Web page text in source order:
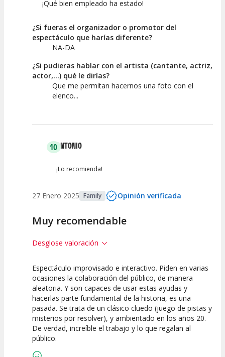
¡Qué bien empleado ha estado!
¿Si fueras el organizador o promotor del
espectáculo que harías diferente?
NA-DA
¿Si pudieras hablar con el artista (cantante, actriz,
actor,...) qué le dirías?
Que me permitan hacernos una foto con el
elenco...
10ANTONIO
¡Lo recomienda!
27 Enero 2025 Family Opinión verificada
Muy recomendable
Desglose valoración
10
Calidad del
Espectáculo
10
Puesta en
Escena
10
Interpretación
artística
Espectáculo improvisado e interactivo. Piden en varias
ocasiones la colaboración del público, de manera
aleatoria. Y son capaces de usar estas ayudas y
hacerlas parte fundamental de la historia, es una
pasada. Se trata de un clásico cluedo (juego de pistas y
misterios por resolver), y ambientado en los años 20.
De verdad, increíble el trabajo y lo que regalan al
público.